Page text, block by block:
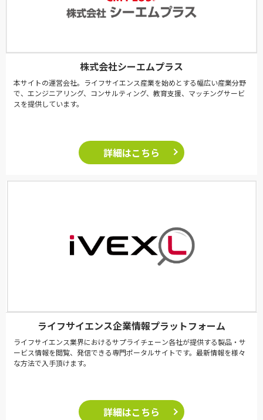
株式会社シーエムプラス
本サイトの運営会社。ライフサイエンス産業を始めとする幅広い産業分野
で、エンジニアリング、コンサルティング、教育支援、マッチングサービ
スを提供しています。
詳細はこちら
ライフサイエンス企業情報プラットフォーム
ライフサイエンス業界におけるサプライチェーン各社が提供する製品・サ
ービス情報を閲覧、発信できる専門ポータルサイトです。最新情報を様々
な方法で入手頂けます。
詳細はこちら